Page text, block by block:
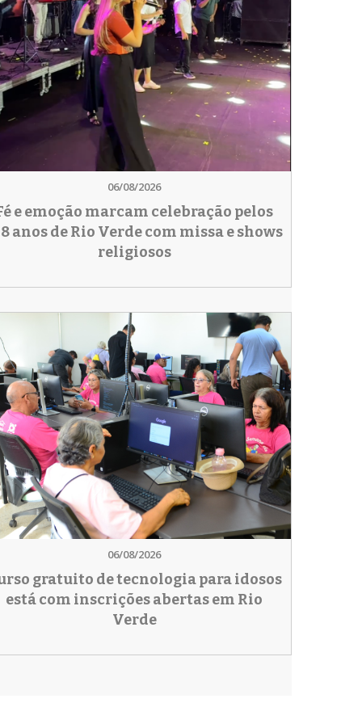
06/08/2026
e emoção marcam celebração pelos
anos de Rio Verde com missa e shows
religiosos
06/08/2026
gratuito de tecnologia para idosos
está com inscrições abertas em Rio
Verde